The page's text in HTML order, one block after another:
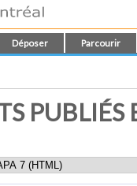
Déposer Parcourir
PUBLIÉS